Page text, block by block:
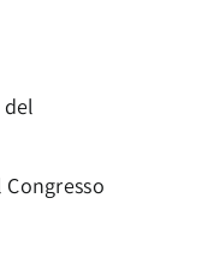
del